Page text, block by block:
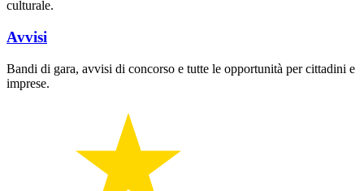
culturale.
Avvisi
Bandi di gara, avvisi di concorso e tutte le opportunità per cittadini e
imprese.